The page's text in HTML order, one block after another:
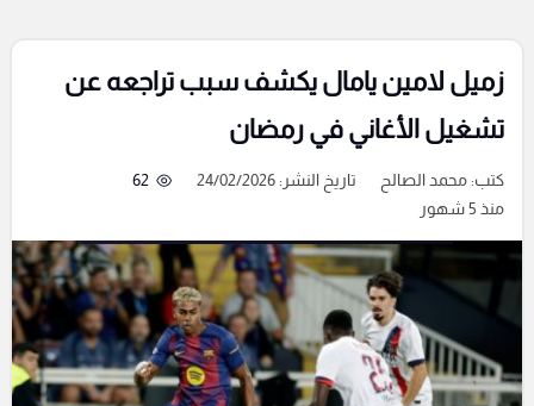
زميل لامين يامال يكشف سبب تراجعه عن
تشغيل الأغاني في رمضان
كتب:محمد الصالح تاريخ النشر: 24/02/2026
62
منذ 5 شهور